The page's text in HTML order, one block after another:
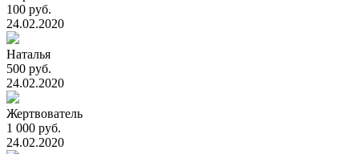
100 руб.
24.02.2020
Наталья
500 руб.
24.02.2020
Жертвователь
1 000 руб.
24.02.2020